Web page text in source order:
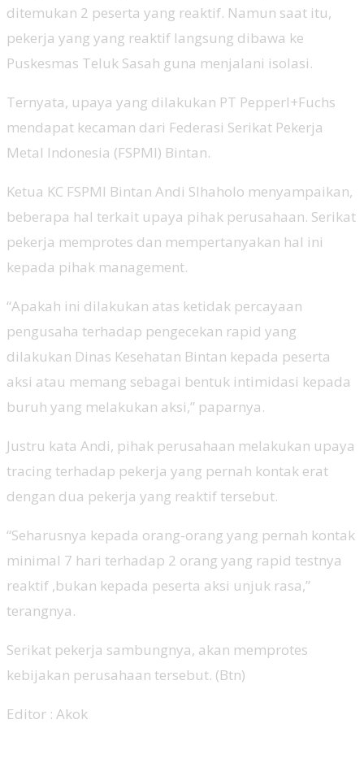
ditemukan 2 peserta yang reaktif. Namun saat itu,
pekerja yang yang reaktif langsung dibawa ke
Puskesmas Teluk Sasah guna menjalani isolasi.
Ternyata, upaya yang dilakukan PT Pepperl+Fuchs
mendapat kecaman dari Federasi Serikat Pekerja
Metal Indonesia (FSPMI) Bintan.
Ketua KC FSPMI Bintan Andi SIhaholo menyampaikan,
beberapa hal terkait upaya pihak perusahaan. Serikat
pekerja memprotes dan mempertanyakan hal ini
kepada pihak management.
“Apakah ini dilakukan atas ketidak percayaan
pengusaha terhadap pengecekan rapid yang
dilakukan Dinas Kesehatan Bintan kepada peserta
aksi atau memang sebagai bentuk intimidasi kepada
buruh yang melakukan aksi,” paparnya.
Justru kata Andi, pihak perusahaan melakukan upaya
tracing terhadap pekerja yang pernah kontak erat
dengan dua pekerja yang reaktif tersebut.
“Seharusnya kepada orang-orang yang pernah kontak
minimal 7 hari terhadap 2 orang yang rapid testnya
reaktif ,bukan kepada peserta aksi unjuk rasa,”
terangnya.
Serikat pekerja sambungnya, akan memprotes
kebijakan perusahaan tersebut. (Btn)
Editor : Akok